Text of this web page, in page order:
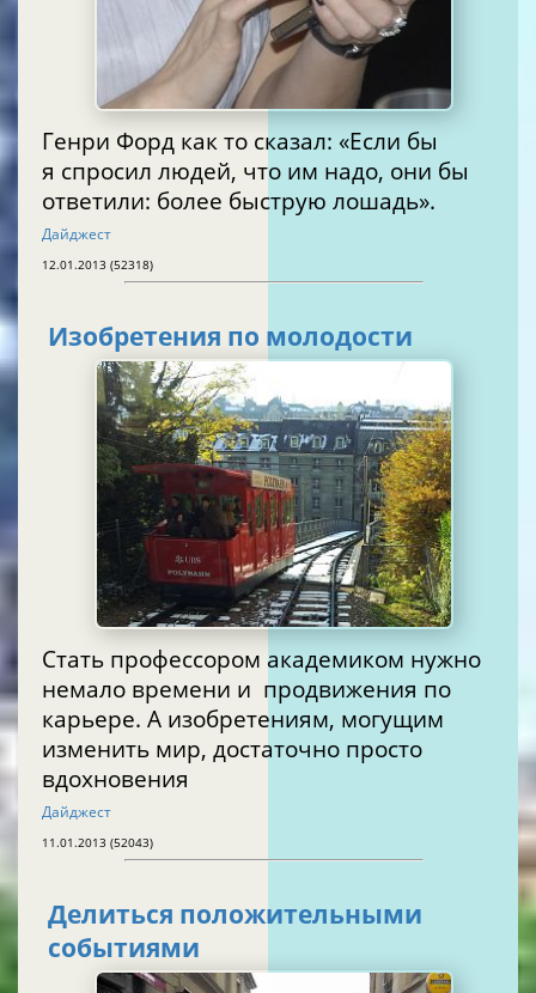
Генри Форд как то сказал: «Если бы
я спросил людей, что им надо, они бы
ответили: более быструю лошадь».
Дайджест
12.01.2013 (52318)
Изобретения по молодости
Стать профессором академиком нужно
немало времени и продвижения по
карьере. А изобретениям, могущим
изменить мир, достаточно просто
вдохновения
Дайджест
11.01.2013 (52043)
Делиться положительными
событиями